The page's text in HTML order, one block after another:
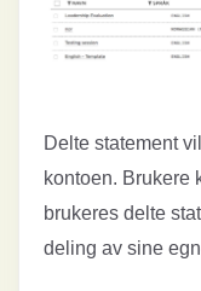
Delte statement
kontoen. Brukere
brukeres delte
deling av sine